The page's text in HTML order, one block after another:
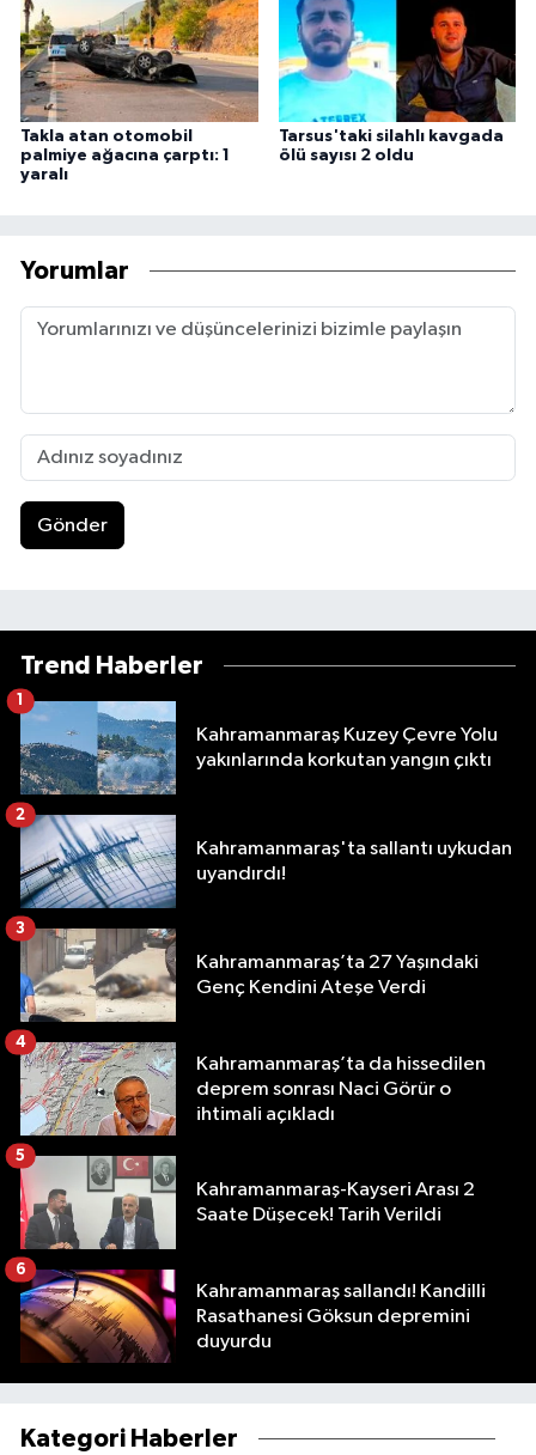
Takla atan otomobil
palmiye ağacına çarptı: 1
yaralı
Tarsus'taki silahlı kavgada
ölü sayısı 2 oldu
Yorumlar
Gönder
Trend Haberler
Kahramanmaraş Kuzey Çevre Yolu
yakınlarında korkutan yangın çıktı
Kahramanmaraş'ta sallantı uykudan
uyandırdı!
2
Kahramanmaraş’ta 27 Yaşındaki
Genç Kendini Ateşe Verdi
3
Kahramanmaraş’ta da hissedilen
deprem sonrası Naci Görür o
ihtimali açıkladı
4
Kahramanmaraş-Kayseri Arası 2
Saate Düşecek! Tarih Verildi
5
Kahramanmaraş sallandı! Kandilli
Rasathanesi Göksun depremini
duyurdu
6
Kategori Haberler